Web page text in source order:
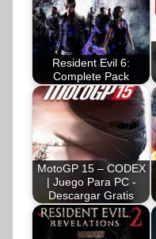
Resident Evil 6:
Complete Pack
MotoGP 15 – CODEX
| Juego Para PC -
Descargar Gratis